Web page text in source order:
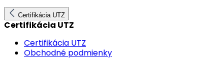
Certifikácia UTZ
Certifikácia UTZ
Certifikácia UTZ
Obchodné podmienky